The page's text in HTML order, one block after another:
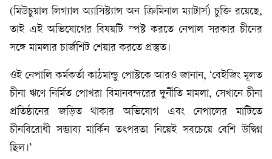
(মিউচুয়াল লিগ্যাল অ্যাসিস্ট্যান্স অন ক্রিমিনাল ম্যাটার্স) চুক্তি রয়েছে,
তাই এই অভিযোগের বিষয়টি স্পষ্ট করতে নেপাল সরকার চীনের
সঙ্গে মামলার চার্জশিট শেয়ার করতে প্রস্তুত।
ওই নেপালি কর্মকর্তা কাঠমান্ডু পোস্টকে আরও জানান, ‘বেইজিং মূলত
চীনা ঋণে নির্মিত পোখরা বিমানবন্দরের দুর্নীতি মামলা, সেখানে চীনা
প্রতিষ্ঠানের জড়িত থাকার অভিযোগ এবং নেপালের মাটিতে
চীনবিরোধী সম্ভাব্য মার্কিন তৎপরতা নিয়েই সবচেয়ে বেশি উদ্বিগ্ন
ছিল।’